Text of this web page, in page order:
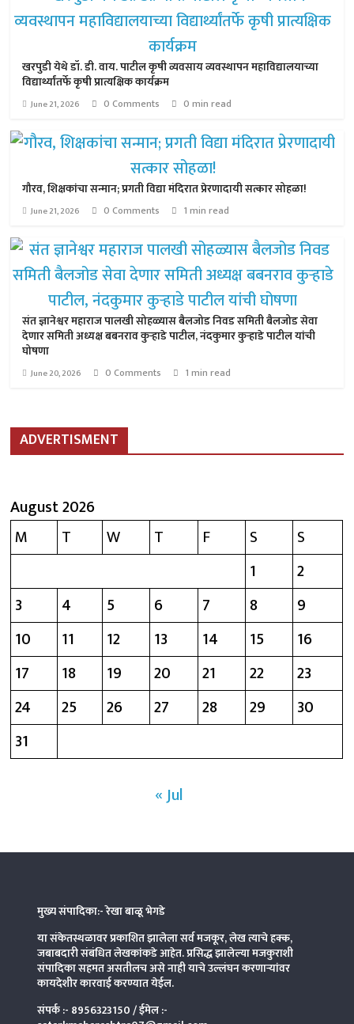
खरपुडी येथे डॉ. डी. वाय. पाटील कृषी व्यवसाय व्यवस्थापन महाविद्यालयाच्या
विद्यार्थ्यांतर्फे कृषी प्रात्यक्षिक कार्यक्रम
June 21, 2026 0 Comments 0 min read
गौरव, शिक्षकांचा सन्मान; प्रगती विद्या मंदिरात प्रेरणादायी सत्कार सोहळा!
June 21, 2026 0 Comments 1 min read
संत ज्ञानेश्वर महाराज पालखी सोहळ्यास बैलजोड निवड समिती बैलजोड सेवा
देणार समिती अध्यक्ष बबनराव कुऱ्हाडे पाटील, नंदकुमार कुऱ्हाडे पाटील यांची
घोषणा
June 20, 2026 0 Comments 1 min read
ADVERTISMENT
August 2026
M
T W T F S
S
1
2
3
4 5 6 7 8
9
10
11 12 13 14 15
16
17
18 19 20 21 22
23
24
25 26 27 28 29
30
31
« Jul
मुख्य संपादिका:- रेखा बाळू भेगडे
या संकेतस्थळावर प्रकाशित झालेला सर्व मजकूर, लेख त्याचे हक्क,
जबाबदारी संबंधित लेखकांकडे आहेत. प्रसिद्ध झालेल्या मजकुराशी
संपादिकासहमत असतीलच असे नाही याचे उल्लंघन करणाऱ्यांवर
कायदेशीर कारवाई करण्यात येईल.
संपर्क :- 8956323150/ ईमेल :-